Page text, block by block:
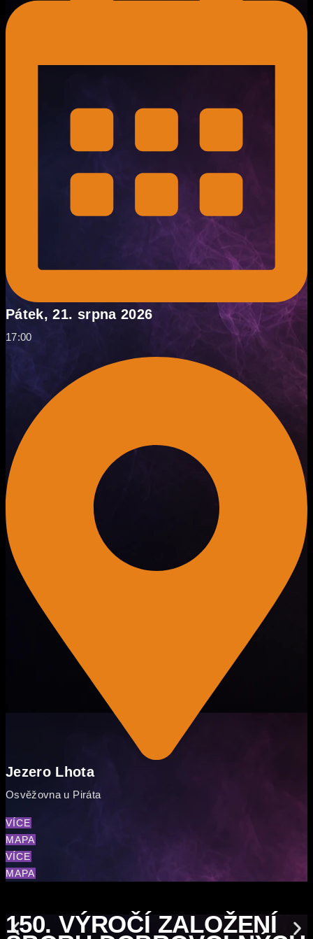
Pátek, 21. srpna 2026
17:00
Jezero Lhota
Osvěžovna u Piráta
VÍCE
MAPA
VÍCE
MAPA
150. VÝROČÍ ZALOŽENÍ